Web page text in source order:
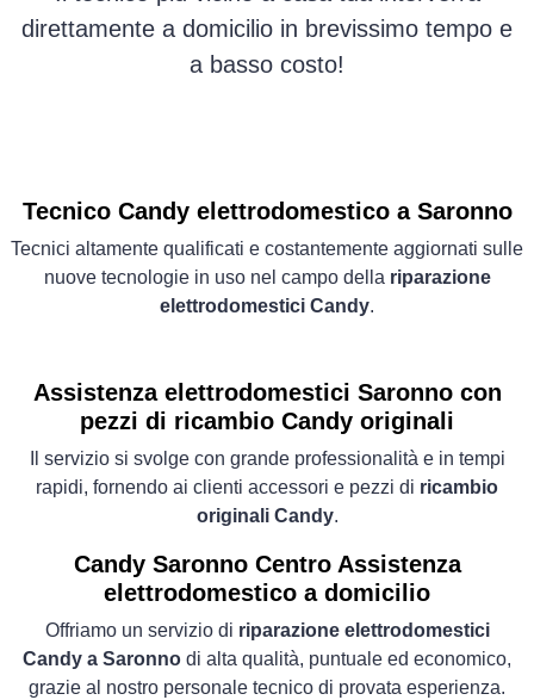
direttamente a domicilio in brevissimo tempo e
a basso costo!
Tecnico Candy elettrodomestico a Saronno
Tecnici altamente qualificati e costantemente aggiornati sulle
nuove tecnologie in uso nel campo della riparazione
elettrodomestici Candy.
Assistenza elettrodomestici Saronno con
pezzi di ricambio Candy originali
Il servizio si svolge con grande professionalità e in tempi
rapidi, fornendo ai clienti accessori e pezzi di ricambio
originali Candy.
Candy Saronno Centro Assistenza
elettrodomestico a domicilio
Offriamo un servizio di riparazione elettrodomestici
Candy a Saronno di alta qualità, puntuale ed economico,
grazie al nostro personale tecnico di provata esperienza.